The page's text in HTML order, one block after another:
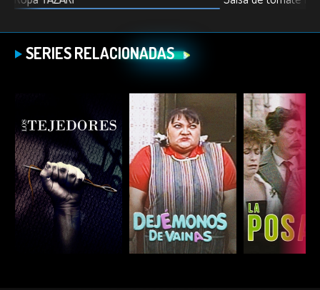
SERIES RELACIONADAS
ESCUCHAR ESCUCHAR